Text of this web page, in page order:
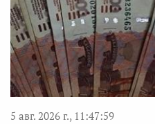
5 авг. 2026 г., 11:47:59